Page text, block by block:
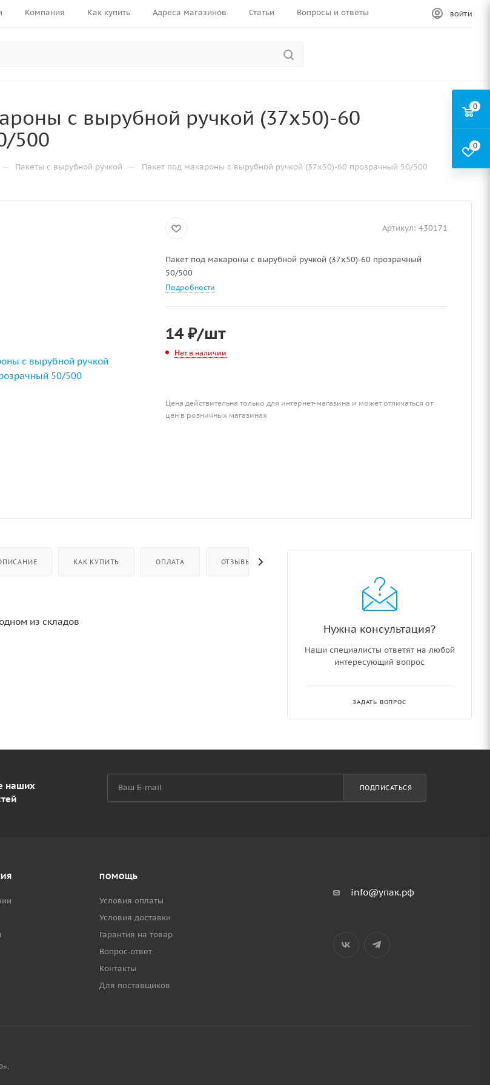
Компания Как купить Адреса магазинов Статьи Вопросы и ответы ВОЙТИ
с вырубной ручкой (37х50)-60
500
— Пакеты с вырубной ручкой — Пакет под макароны с вырубной ручкой (37х50)-60 прозрачный 50/500
Артикул: 430171
Пакет под макароны с вырубной ручкой (37х50)-60 прозрачный
50/500
Подробности
14₽/шт
Нет в наличии
Цена действительна только для интернет-магазина и может отличаться от
цен в розничных магазинах
КАК КУПИТЬ ОПЛАТА ОТЗЫВЫ
из складов
Нужна консультация?
Наши специалисты ответят на любой
интересующий вопрос
ЗАДАТЬ ВОПРОС
наших
ПОДПИСАТЬСЯ
ПОМОЩЬ
Условия оплаты
Условия доставки
Гарантия на товар
Вопрос-ответ
Контакты
Для поставщиков
info@упак.рф
0
0